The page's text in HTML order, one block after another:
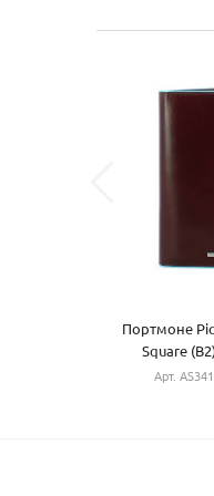
Портмоне
Square
Арт.